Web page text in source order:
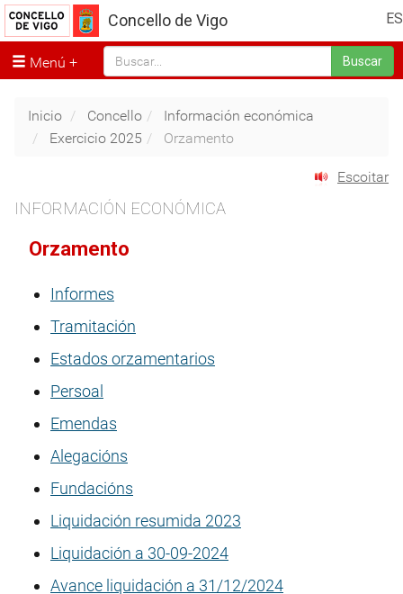
ES
Concello de Vigo
Menú Buscar
Inicio Concello
Información económica
Exercicio 2025
Orzamento
Escoitar
INFORMACIÓN ECONÓMICA
Orzamento
Informes
Tramitación
Estados orzamentarios
Persoal
Emendas
Alegacións
Fundacións
Liquidación resumida 2023
Liquidación a 30-09-2024
Avance liquidación a 31/12/2024